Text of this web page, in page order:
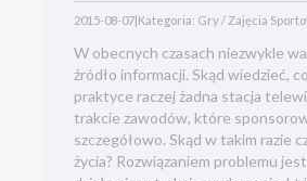
2015-08-07|Kategoria: Gry / Zajęcia
W obecnych czasach niezwykle
źródło informacji. Skąd wiedzieć,
praktyce raczej żadna stacja
trakcie zawodów, które
szczegółowo. Skąd w takim razie
życia? Rozwiązaniem problemu